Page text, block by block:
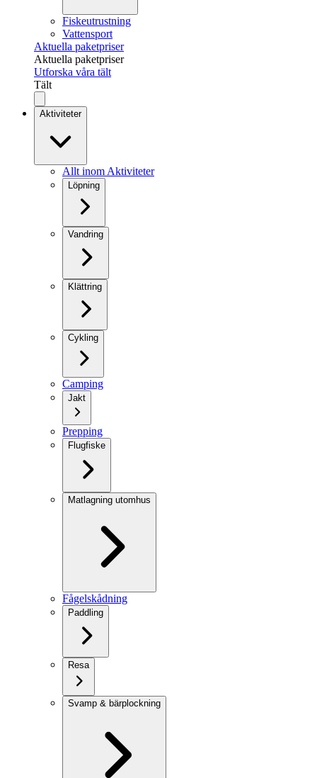
Fiskeutrustning
Vattensport
Aktuella paketpriser
Aktuella paketpriser
Utforska våra tält
Tält
Aktiviteter
Allt inom Aktiviteter
Löpning
Vandring
Klättring
Cykling
Camping
Jakt
Prepping
Flugfiske
Matlagning utomhus
Fågelskådning
Paddling
Resa
Svamp & bärplockning